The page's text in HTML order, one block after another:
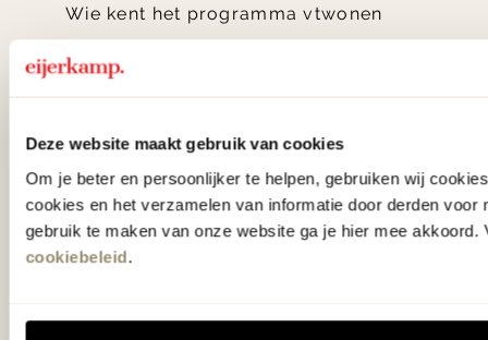
Deze website maakt gebruik van cookies
Om je beter en persoonlijker te helpen, gebruiken wij
cookies en het verzamelen van informatie door derden voor
gebruik te maken van onze website ga je hier mee akkoord.
cookiebeleid.
Wie kent het programma vtwonen
hebben met liefde de mooiste woon-,
samengesteld met de mooiste
klassiekers en de nieuwste ontwerpen
in verrassende materialen en kleuren!
bereken je route.